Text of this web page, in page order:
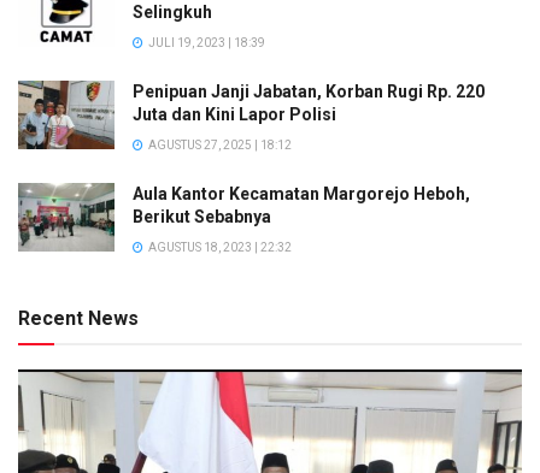
Selingkuh
JULI 19, 2023 | 18:39
Penipuan Janji Jabatan, Korban Rugi Rp. 220
Juta dan Kini Lapor Polisi
AGUSTUS 27, 2025 | 18:12
Aula Kantor Kecamatan Margorejo Heboh,
Berikut Sebabnya
AGUSTUS 18, 2023 | 22:32
Recent News